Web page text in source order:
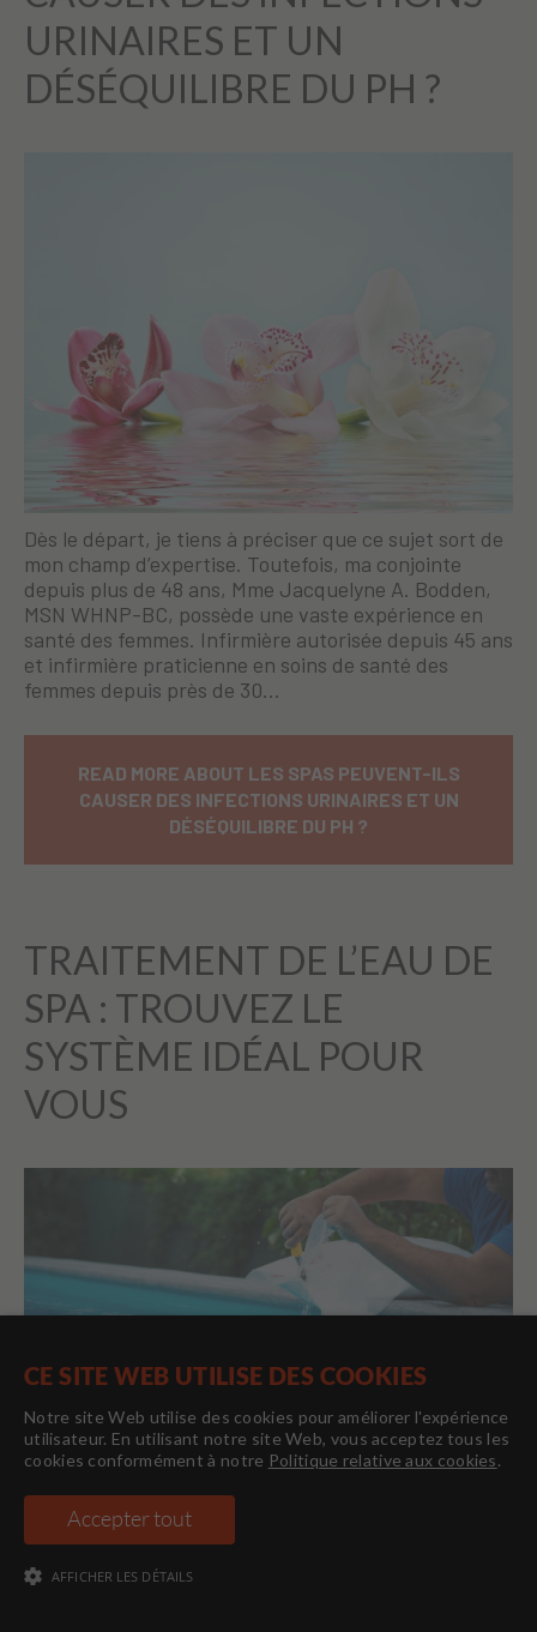
URINAIRES ET UN
DÉSÉQUILIBRE DU PH ?
Dès le départ, je tiens à préciser que ce sujet sort de
mon champ d’expertise. Toutefois, ma conjointe
depuis plus de 48 ans, Mme Jacquelyne A. Bodden,
MSN WHNP-BC, possède une vaste expérience en
santé des femmes. Infirmière autorisée depuis 45 ans
et infirmière praticienne en soins de santé des
femmes depuis près de 30…
READ MORE ABOUT LES SPAS PEUVENT-ILS
CAUSER DES INFECTIONS URINAIRES ET UN
DÉSÉQUILIBRE DU PH ?
TRAITEMENT DE L’EAU DE
SPA : TROUVEZ LE
SYSTÈME IDÉAL POUR
VOUS
Découvrez le meilleur moyen de purifier l’eau de
votre spa. Du chlore au sel, en passant par les
systèmes UV, ozone et osmose, trouvez l’option qui
CE SITE WEB UTILISE DES COOKIES
Notre site Web utilise des cookies pour améliorer l'expérience
utilisateur. En utilisant notre site Web, vous acceptez tous les
cookies conformément à notre Politique relative aux cookies.
Accepter tout
AFFICHER LES DÉTAILS